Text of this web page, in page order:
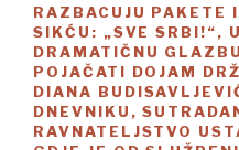
RAZBACUJU PAKETE
SIKĆU: „SVE SRBI!“,
DRAMATIČNU
POJAČATI DOJAM
DIANA
DNEVNIKU,
RAVNATELJSTVO